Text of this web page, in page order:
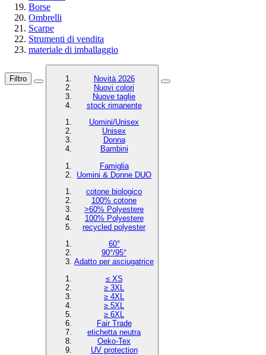
Borse
Ombrelli
Scarpe
Strumenti di vendita
materiale di imballaggio
Filtro
Novità 2026
Nuovi colori
Nuove taglie
stock rimanente
Uomini/Unisex
Unisex
Donna
Bambini
Famiglia
Uomini & Donne DUO
cotone biologico
100% cotone
>60% Polyestere
100% Polyestere
recycled polyester
60°
90°/95°
Adatto per asciugatrice
≤ XS
≥ 3XL
≥ 4XL
≥ 5XL
≥ 6XL
Fair Trade
etichetta neutra
Oeko-Tex
UV protection